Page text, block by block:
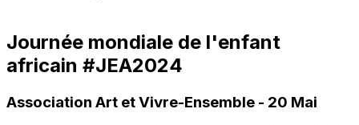
Journée mondiale de l'enfant
africain #JEA2024
Association Art et Vivre-Ensemble - 20 Mai